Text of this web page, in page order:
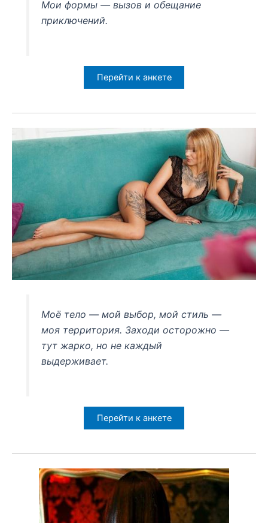
Мои формы — вызов и обещание
приключений.
Перейти к анкете
Моё тело — мой выбор, мой стиль —
моя территория. Заходи осторожно —
тут жарко, но не каждый
выдерживает.
Перейти к анкете